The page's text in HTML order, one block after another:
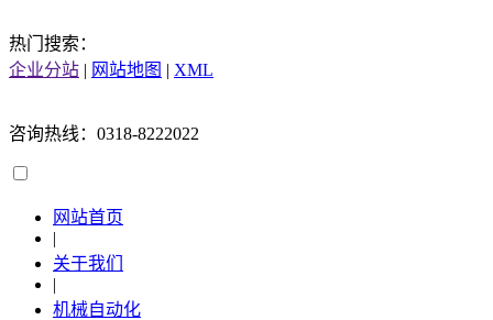
热门搜索：
企业分站 | 网站地图 | XML
咨询热线：0318-8222022
网站首页
|
关于我们
|
机械自动化